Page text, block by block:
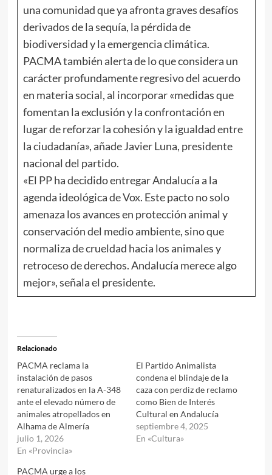
una comunidad que ya afronta graves desafíos
derivados de la sequía, la pérdida de
biodiversidad y la emergencia climática.
PACMA también alerta de lo que considera un
carácter profundamente regresivo del acuerdo
en materia social, al incorporar «medidas que
fomentan la exclusión y la confrontación en
lugar de reforzar la cohesión y la igualdad entre
la ciudadanía», añade Javier Luna, presidente
nacional del partido.
«El PP ha decidido entregar Andalucía a la
agenda ideológica de Vox. Este pacto no solo
amenaza los avances en protección animal y
conservación del medio ambiente, sino que
normaliza de crueldad hacia los animales y
retroceso de derechos. Andalucía merece algo
mejor», señala el presidente.
Relacionado
PACMA reclama la
instalación de pasos
renaturalizados en la A-348
ante el elevado número de
animales atropellados en
Alhama de Almería
julio 1, 2026
En «Provincia»
El Partido Animalista
condena el blindaje de la
caza con perdiz de reclamo
como Bien de Interés
Cultural en Andalucía
septiembre 4, 2025
En «Cultura»
PACMA urge a los